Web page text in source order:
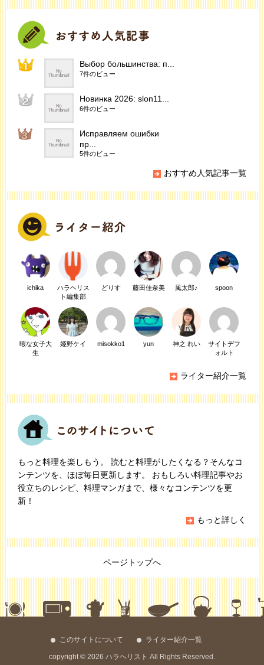
Выбор большинства: п...
7件のビュー
Новинка 2026: slon11...
6件のビュー
Исправляем ошибки
пр...
5件のビュー
おすすめ人気記事一覧
ichika
ハラヘリス
ト編集部
どりす 藤田佳奈美 風太郎♪ spoon
暇な女子大
生
姫野ケイ misokko1 yun 神之 れい
サイトデフ
ォルト
ライター紹介一覧
もっと料理を楽しもう。 読むと料理がしたくなる？そんなコ
ンテンツを、ほぼ毎日更新します。 おもしろい料理記事やお
役立ちのレシピ、料理マンガまで、様々なコンテンツを更
新！
もっと詳しく
ページトップへ
このサイトについて ライター紹介一覧
copyright © 2026 ハラヘリスト All Rights Reserved.